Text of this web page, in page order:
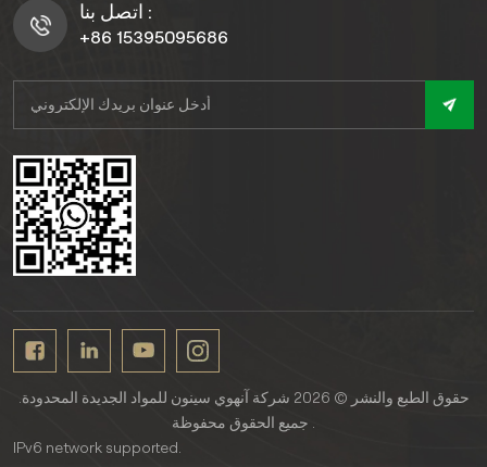
اتصل بنا :
+86 15395095686
حقوق الطبع والنشر © 2026 شركة آنهوي سينون للمواد الجديدة المحدودة.
IPv6 network supported.